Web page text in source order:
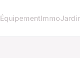
ÉquipementImmo